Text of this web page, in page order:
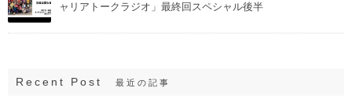
ャリアトークラジオ」最終回スペシャル後半
Recent Post 最近の記事